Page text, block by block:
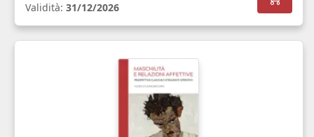
Validità: 31/12/2026